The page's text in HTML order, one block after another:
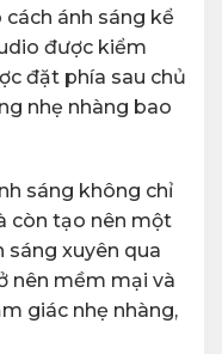
ánh sáng kể
được kiểm
đặt phía sau chủ
nhẹ nhàng bao
sáng không chỉ
còn tạo nên một
sáng xuyên qua
nên mềm mại và
giác nhẹ nhàng,